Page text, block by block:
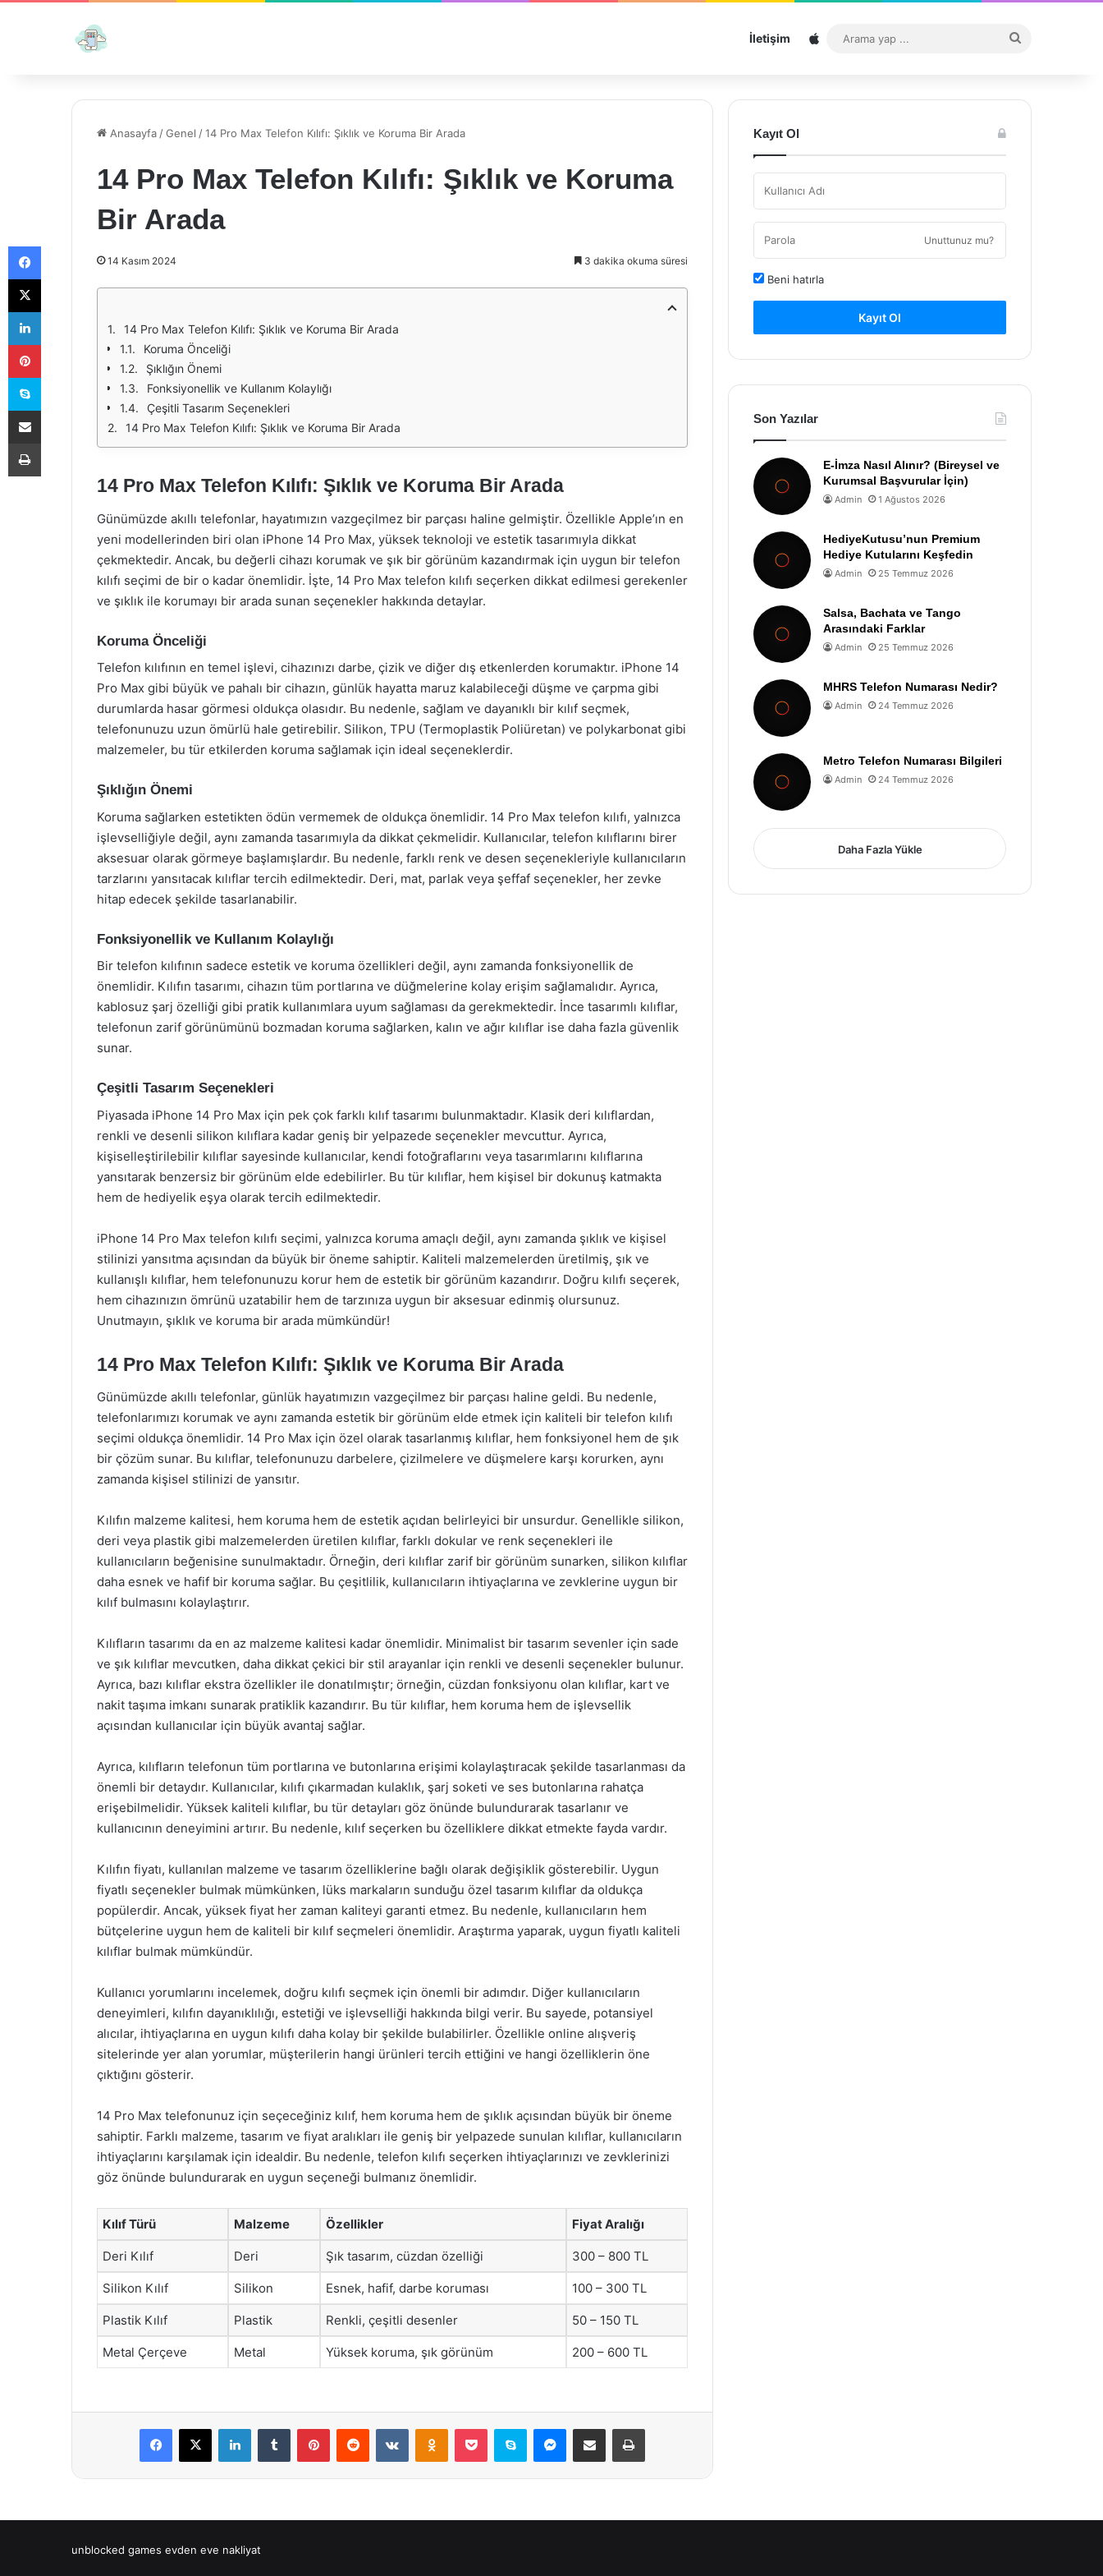
İletişim Sitemap
...
Anasayfa /Genel /14 Pro Max Telefon Kılıfı: Şıklık ve Koruma Bir Arada
14 Pro Max Telefon Kılıfı: Şıklık ve Koruma
Bir Arada
14 Kasım 2024 3 dakika okuma süresi
14 Pro Max Telefon Kılıfı: Şıklık ve Koruma Bir Arada
Koruma Önceliği
Şıklığın Önemi
Fonksiyonellik ve Kullanım Kolaylığı
Çeşitli Tasarım Seçenekleri
14 Pro Max Telefon Kılıfı: Şıklık ve Koruma Bir Arada
14 Pro Max Telefon Kılıfı: Şıklık ve Koruma Bir Arada
Günümüzde akıllı telefonlar, hayatımızın vazgeçilmez bir parçası haline gelmiştir. Özellikle Apple’ın en
yeni modellerinden biri olan iPhone 14 Pro Max, yüksek teknoloji ve estetik tasarımıyla dikkat
çekmektedir. Ancak, bu değerli cihazı korumak ve şık bir görünüm kazandırmak için uygun bir telefon
kılıfı seçimi de bir o kadar önemlidir. İşte, 14 Pro Max telefon kılıfı seçerken dikkat edilmesi gerekenler
ve şıklık ile korumayı bir arada sunan seçenekler hakkında detaylar.
Koruma Önceliği
Telefon kılıfının en temel işlevi, cihazınızı darbe, çizik ve diğer dış etkenlerden korumaktır. iPhone 14
Pro Max gibi büyük ve pahalı bir cihazın, günlük hayatta maruz kalabileceği düşme ve çarpma gibi
durumlarda hasar görmesi oldukça olasıdır. Bu nedenle, sağlam ve dayanıklı bir kılıf seçmek,
telefonunuzu uzun ömürlü hale getirebilir. Silikon, TPU (Termoplastik Poliüretan) ve polykarbonat gibi
malzemeler, bu tür etkilerden koruma sağlamak için ideal seçeneklerdir.
Şıklığın Önemi
Koruma sağlarken estetikten ödün vermemek de oldukça önemlidir. 14 Pro Max telefon kılıfı, yalnızca
işlevselliğiyle değil, aynı zamanda tasarımıyla da dikkat çekmelidir. Kullanıcılar, telefon kılıflarını birer
aksesuar olarak görmeye başlamışlardır. Bu nedenle, farklı renk ve desen seçenekleriyle kullanıcıların
tarzlarını yansıtacak kılıflar tercih edilmektedir. Deri, mat, parlak veya şeffaf seçenekler, her zevke
hitap edecek şekilde tasarlanabilir.
Fonksiyonellik ve Kullanım Kolaylığı
Bir telefon kılıfının sadece estetik ve koruma özellikleri değil, aynı zamanda fonksiyonellik de
önemlidir. Kılıfın tasarımı, cihazın tüm portlarına ve düğmelerine kolay erişim sağlamalıdır. Ayrıca,
kablosuz şarj özelliği gibi pratik kullanımlara uyum sağlaması da gerekmektedir. İnce tasarımlı kılıflar,
telefonun zarif görünümünü bozmadan koruma sağlarken, kalın ve ağır kılıflar ise daha fazla güvenlik
sunar.
Çeşitli Tasarım Seçenekleri
Piyasada iPhone 14 Pro Max için pek çok farklı kılıf tasarımı bulunmaktadır. Klasik deri kılıflardan,
renkli ve desenli silikon kılıflara kadar geniş bir yelpazede seçenekler mevcuttur. Ayrıca,
kişiselleştirilebilir kılıflar sayesinde kullanıcılar, kendi fotoğraflarını veya tasarımlarını kılıflarına
yansıtarak benzersiz bir görünüm elde edebilirler. Bu tür kılıflar, hem kişisel bir dokunuş katmakta
hem de hediyelik eşya olarak tercih edilmektedir.
iPhone 14 Pro Max telefon kılıfı seçimi, yalnızca koruma amaçlı değil, aynı zamanda şıklık ve kişisel
stilinizi yansıtma açısından da büyük bir öneme sahiptir. Kaliteli malzemelerden üretilmiş, şık ve
kullanışlı kılıflar, hem telefonunuzu korur hem de estetik bir görünüm kazandırır. Doğru kılıfı seçerek,
hem cihazınızın ömrünü uzatabilir hem de tarzınıza uygun bir aksesuar edinmiş olursunuz.
Unutmayın, şıklık ve koruma bir arada mümkündür!
14 Pro Max Telefon Kılıfı: Şıklık ve Koruma Bir Arada
Günümüzde akıllı telefonlar, günlük hayatımızın vazgeçilmez bir parçası haline geldi. Bu nedenle,
telefonlarımızı korumak ve aynı zamanda estetik bir görünüm elde etmek için kaliteli bir telefon kılıfı
seçimi oldukça önemlidir. 14 Pro Max için özel olarak tasarlanmış kılıflar, hem fonksiyonel hem de şık
bir çözüm sunar. Bu kılıflar, telefonunuzu darbelere, çizilmelere ve düşmelere karşı korurken, aynı
zamanda kişisel stilinizi de yansıtır.
Kılıfın malzeme kalitesi, hem koruma hem de estetik açıdan belirleyici bir unsurdur. Genellikle silikon,
deri veya plastik gibi malzemelerden üretilen kılıflar, farklı dokular ve renk seçenekleri ile
kullanıcıların beğenisine sunulmaktadır. Örneğin, deri kılıflar zarif bir görünüm sunarken, silikon kılıflar
daha esnek ve hafif bir koruma sağlar. Bu çeşitlilik, kullanıcıların ihtiyaçlarına ve zevklerine uygun bir
kılıf bulmasını kolaylaştırır.
Kılıfların tasarımı da en az malzeme kalitesi kadar önemlidir. Minimalist bir tasarım sevenler için sade
ve şık kılıflar mevcutken, daha dikkat çekici bir stil arayanlar için renkli ve desenli seçenekler bulunur.
Ayrıca, bazı kılıflar ekstra özellikler ile donatılmıştır; örneğin, cüzdan fonksiyonu olan kılıflar, kart ve
nakit taşıma imkanı sunarak pratiklik kazandırır. Bu tür kılıflar, hem koruma hem de işlevsellik
açısından kullanıcılar için büyük avantaj sağlar.
Ayrıca, kılıfların telefonun tüm portlarına ve butonlarına erişimi kolaylaştıracak şekilde tasarlanması da
önemli bir detaydır. Kullanıcılar, kılıfı çıkarmadan kulaklık, şarj soketi ve ses butonlarına rahatça
erişebilmelidir. Yüksek kaliteli kılıflar, bu tür detayları göz önünde bulundurarak tasarlanır ve
kullanıcının deneyimini artırır. Bu nedenle, kılıf seçerken bu özelliklere dikkat etmekte fayda vardır.
Kılıfın fiyatı, kullanılan malzeme ve tasarım özelliklerine bağlı olarak değişiklik gösterebilir. Uygun
fiyatlı seçenekler bulmak mümkünken, lüks markaların sunduğu özel tasarım kılıflar da oldukça
popülerdir. Ancak, yüksek fiyat her zaman kaliteyi garanti etmez. Bu nedenle, kullanıcıların hem
bütçelerine uygun hem de kaliteli bir kılıf seçmeleri önemlidir. Araştırma yaparak, uygun fiyatlı kaliteli
kılıflar bulmak mümkündür.
Kullanıcı yorumlarını incelemek, doğru kılıfı seçmek için önemli bir adımdır. Diğer kullanıcıların
deneyimleri, kılıfın dayanıklılığı, estetiği ve işlevselliği hakkında bilgi verir. Bu sayede, potansiyel
alıcılar, ihtiyaçlarına en uygun kılıfı daha kolay bir şekilde bulabilirler. Özellikle online alışveriş
sitelerinde yer alan yorumlar, müşterilerin hangi ürünleri tercih ettiğini ve hangi özelliklerin öne
çıktığını gösterir.
14 Pro Max telefonunuz için seçeceğiniz kılıf, hem koruma hem de şıklık açısından büyük bir öneme
sahiptir. Farklı malzeme, tasarım ve fiyat aralıkları ile geniş bir yelpazede sunulan kılıflar, kullanıcıların
ihtiyaçlarını karşılamak için idealdir. Bu nedenle, telefon kılıfı seçerken ihtiyaçlarınızı ve zevklerinizi
göz önünde bulundurarak en uygun seçeneği bulmanız önemlidir.
Kılıf Türü Malzeme Özellikler Fiyat Aralığı
Deri Kılıf Deri Şık tasarım, cüzdan özelliği 300 – 800 TL
Silikon Kılıf Silikon Esnek, hafif, darbe koruması 100 – 300 TL
Plastik Kılıf Plastik Renkli, çeşitli desenler 50 – 150 TL
Metal Çerçeve Metal Yüksek koruma, şık görünüm 200 – 600 TL
Facebook
X LinkedInTumblr PinterestReddit VKontakteOdnoklassniki
Pocket Skype Messenger
E-Posta ile paylaş Yazdır
Kayıt Ol
Unuttunuz mu?
Beni hatırla
Kayıt Ol
Son Yazılar
E-İmza Nasıl Alınır? (Bireysel ve
Kurumsal Başvurular İçin)
Admin 1 Ağustos 2026
HediyeKutusu’nun Premium
Hediye Kutularını Keşfedin
Admin 25 Temmuz 2026
Salsa, Bachata ve Tango
Arasındaki Farklar
Admin 25 Temmuz 2026
MHRS Telefon Numarası Nedir?
Admin 24 Temmuz 2026
Metro Telefon Numarası Bilgileri
Admin 24 Temmuz 2026
Daha Fazla Yükle
unblocked games evden eve nakliyat
Facebook
X
LinkedIn
Pinterest
Skype
E-Posta ile paylaş